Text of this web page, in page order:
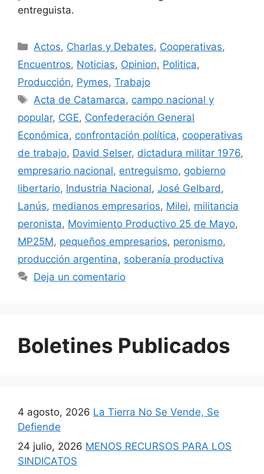
entreguista.
Actos, Charlas y Debates, Cooperativas,
Encuentros, Noticias, Opinion, Politica,
Producción, Pymes, Trabajo
Acta de Catamarca, campo nacional y
popular, CGE, Confederación General
Económica, confrontación política, cooperativas
de trabajo, David Selser, dictadura militar 1976,
empresario nacional, entreguismo, gobierno
libertario, Industria Nacional, José Gelbard ,
Lanús, medianos empresarios, Milei, militancia
peronista, Movimiento Productivo 25 de Mayo,
MP25M, pequeños empresarios, peronismo,
producción argentina, soberanía productiva
Deja un comentario
Boletines Publicados
4 agosto, 2026 La Tierra No Se Vende, Se
Defiende
24 julio, 2026 MENOS RECURSOS PARA LOS
SINDICATOS